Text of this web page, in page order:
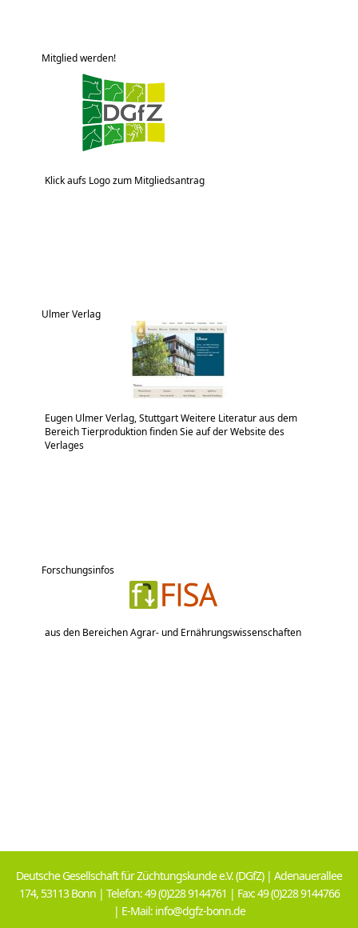
Mitglied werden!
Klick aufs Logo zum Mitgliedsantrag
Ulmer Verlag
Eugen Ulmer Verlag, Stuttgart Weitere Literatur aus dem
Bereich Tierproduktion finden Sie auf der Website des
Verlages
Forschungsinfos
aus den Bereichen Agrar- und Ernährungswissenschaften
Deutsche Gesellschaft für Züchtungskunde e.V. (DGfZ) | Adenauerallee
174, 53113 Bonn | Telefon: 49 (0)228 9144761 | Fax: 49 (0)228 9144766
| E-Mail: info@dgfz-bonn.de